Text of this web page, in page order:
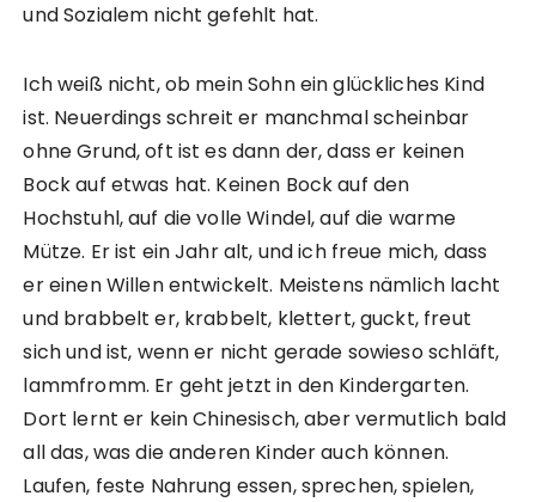
und Sozialem nicht gefehlt hat.
Ich weiß nicht, ob mein Sohn ein glückliches Kind
ist. Neuerdings schreit er manchmal scheinbar
ohne Grund, oft ist es dann der, dass er keinen
Bock auf etwas hat. Keinen Bock auf den
Hochstuhl, auf die volle Windel, auf die warme
Mütze. Er ist ein Jahr alt, und ich freue mich, dass
er einen Willen entwickelt. Meistens nämlich lacht
und brabbelt er, krabbelt, klettert, guckt, freut
sich und ist, wenn er nicht gerade sowieso schläft,
lammfromm. Er geht jetzt in den Kindergarten.
Dort lernt er kein Chinesisch, aber vermutlich bald
all das, was die anderen Kinder auch können.
Laufen, feste Nahrung essen, sprechen, spielen,